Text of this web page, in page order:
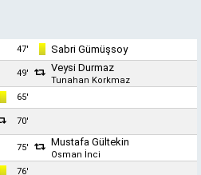
47' Sabri Gümüşsoy
49' Veysi Durmaz
Tunahan Korkmaz
65'
70'
75' Mustafa Gültekin
Osman İnci
76'